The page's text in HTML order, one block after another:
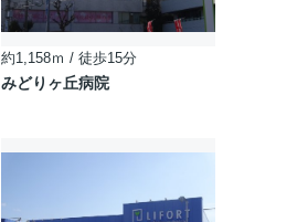
約1,158ｍ / 徒歩15分
みどりヶ丘病院